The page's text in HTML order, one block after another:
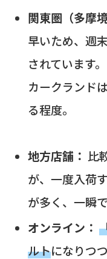
関東圏（多摩
早いため、週
されています。
カークランド
る程度。
地方店舗： 比
が、一度入荷
が多く、一瞬
オンライン：
ルトになりつ